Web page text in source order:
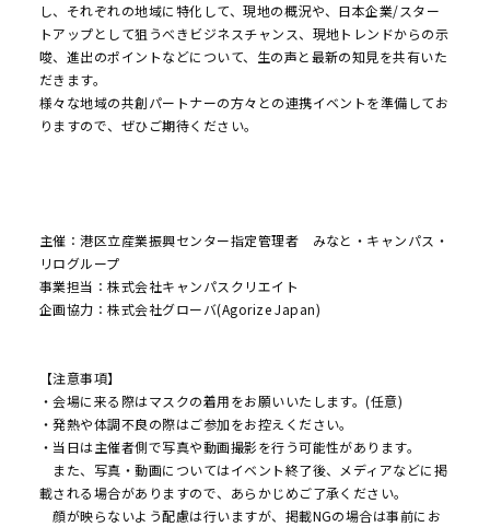
し、それぞれの地域に特化して、現地の概況や、日本企業/スター
トアップとして狙うべきビジネスチャンス、現地トレンドからの示
唆、進出のポイントなどについて、生の声と最新の知見を共有いた
だきます。
様々な地域の共創パートナーの方々との連携イベントを準備してお
りますので、ぜひご期待ください。
主催：港区立産業振興センター指定管理者 みなと・キャンパス・
リログループ
事業担当：株式会社キャンパスクリエイト
企画協力：株式会社グローバ(Agorize Japan)
【注意事項】
・会場に来る際はマスクの着用をお願いいたします。(任意)
・発熱や体調不良の際はご参加をお控えください。
・当日は主催者側で写真や動画撮影を行う可能性があります。
また、写真・動画についてはイベント終了後、メディアなどに掲
載される場合がありますので、あらかじめご了承ください。
顔が映らないよう配慮は行いますが、掲載NGの場合は事前にお